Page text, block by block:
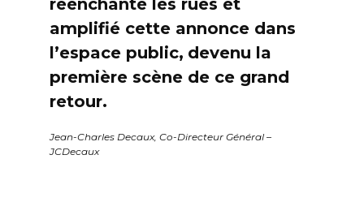
réenchanté les rues et
amplifié cette annonce dans
l’espace public, devenu la
première scène de ce grand
retour.
Jean-Charles Decaux, Co-Directeur Général –
JCDecaux